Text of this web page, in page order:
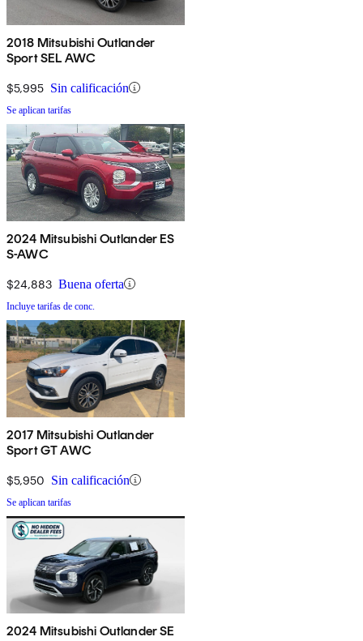
2018 Mitsubishi Outlander
Sport SEL AWC
$5,995 Sin calificación
Se aplican tarifas
2024 Mitsubishi Outlander ES
S-AWC
$24,883 Buena oferta
Incluye tarifas de conc.
2017 Mitsubishi Outlander
Sport GT AWC
$5,950 Sin calificación
Se aplican tarifas
2024 Mitsubishi Outlander SE